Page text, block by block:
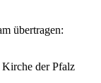
übertragen:
der Pfalz